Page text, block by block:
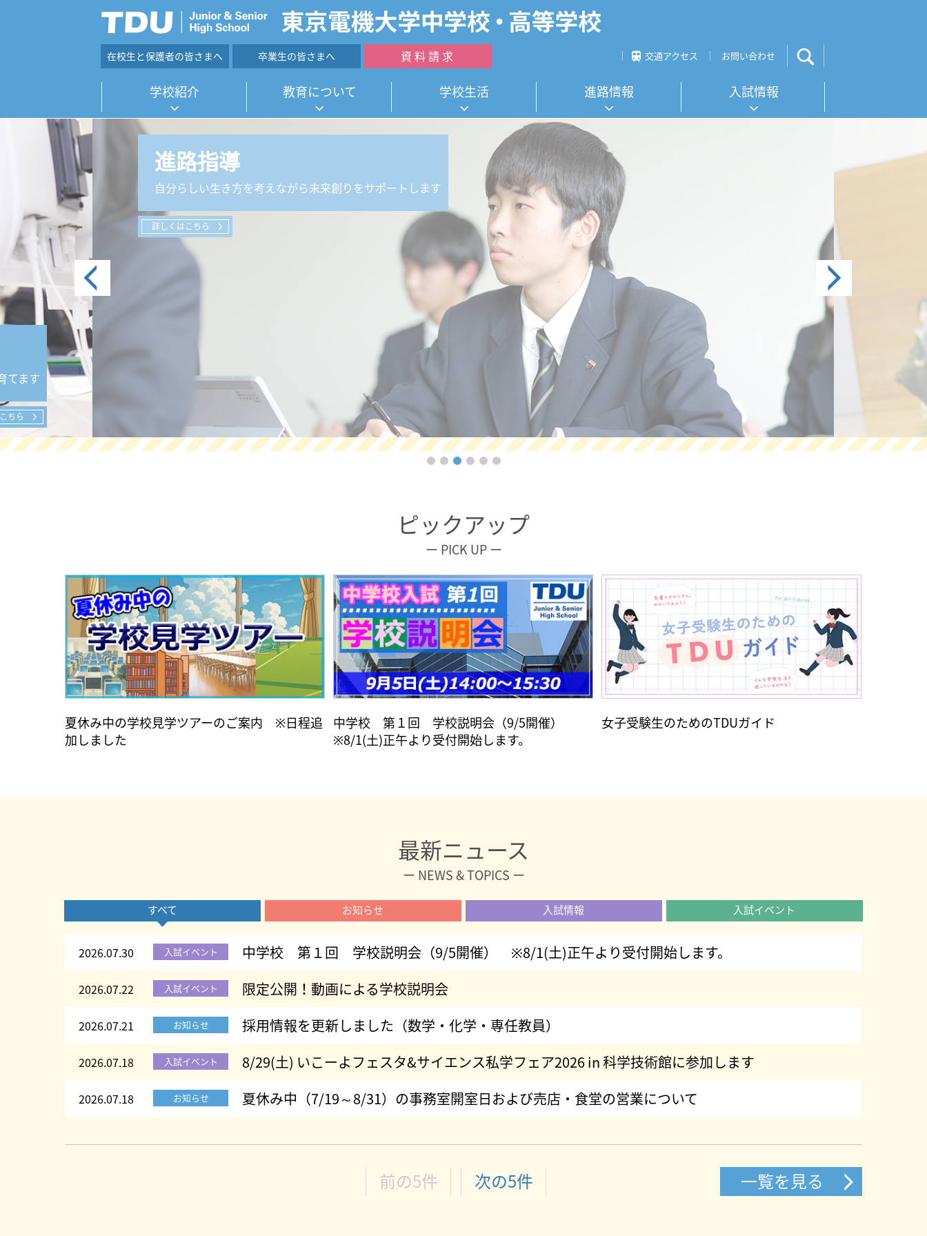
在校生と保護者の皆さまへ 卒業生の皆さまへ 資料請求 交通アクセス お問い合わせ
学校紹介 教育について 学校生活 進路情報 入試情報
てます
ちら
進路指導
自分らしい生き方を考えながら未来創りをサポートします
詳しくはこちら
ピックアップ
ー PICK UP ー
夏休み中の学校見学ツアーのご案内 ※日程追
加しました
中学校 第１回 学校説明会（9/5開催）
※8/1(土)正午より受付開始します。
女子受験生のためのTDUガイド
最新ニュース
ー NEWS & TOPICS ー
すべて お知らせ 入試情報 入試イベント
2026.07.30 入試イベント 中学校 第１回 学校説明会（9/5開催） ※8/1(土)正午より受付開始します。
2026.07.22 入試イベント 限定公開！動画による学校説明会
2026.07.21 お知らせ 採用情報を更新しました（数学・化学・専任教員）
2026.07.18 入試イベント 8/29(土) いこーよフェスタ&サイエンス私学フェア2026 in 科学技術館に参加します
2026.07.18 お知らせ 夏休み中（7/19～8/31）の事務室開室日および売店・食堂の営業について
前の5件 次の5件 一覧を見る